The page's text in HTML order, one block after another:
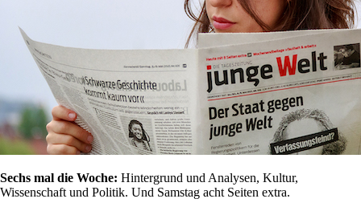
Sechs mal die Woche: Hintergrund und Analysen, Kultur,
Wissenschaft und Politik. Und Samstag acht Seiten extra.